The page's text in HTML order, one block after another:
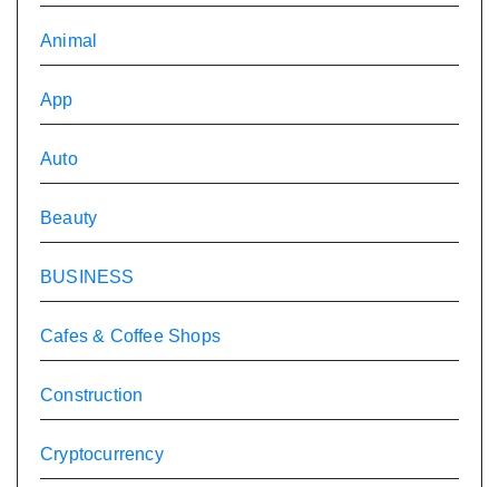
Animal
App
Auto
Beauty
BUSINESS
Cafes & Coffee Shops
Construction
Cryptocurrency